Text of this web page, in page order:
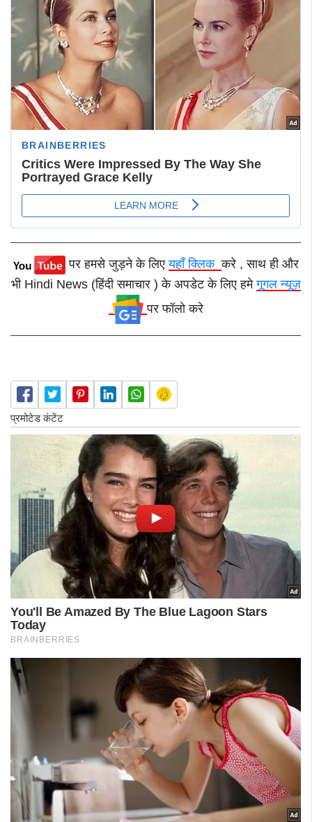
पर हमसे जुड़ने के लिएयहाँ क्लिककरे , साथ ही और
भी Hindi News (हिंदी समाचार ) के अपडेट के लिए हमेगूगल न्यूज़
पर फॉलो करे